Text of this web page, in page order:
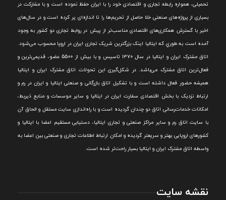
تحميلی، همواره رابطه تجاری و اقتصادی خود را با ايران حفظ نموده است و با مشارکت در
بسياری از پروژه‌های صنعتی خلا حاصل از تحريم‌ها را تا اندازه‌ای پر کرده است و در سال‌های
اخير با گسترش همکاری‌های اقتصادی مناسب‌تر از پيش در روابط تجاری دو کشور به وجود
آمده است به طوري که ايتاليا اينک بزرگترين شريک تجاری ايران در اروپا محسوب می‌شود.
اتاق مشترک ایران و ایتالیا در سال ۱۳۷۰ تاسیس و با بیش از 5500 عضو، قدیمی‌ترین و
فعال‌ترین اتاق مشترک می‌باشد.در شکل‌گيری اين تحولات اتاق مشترک ايران و ايتاليا
هميشه حضور فعال داشته است و با تشکيل اتاق بازرگانی و صنعتی ايتاليا و ايران در رم و
ارتباط نزديک با بخش اقتصادی سفارت ايران در ايتاليا و ساير موسسات و منابع ذيربط،
امکانات خدمات‌رسانی اتاق دو چندان گرديده است و با راه‌اندازی سايت مستقل و الحاق آن
با سايت اتاق رم و ساير مراکز صنعتی و تجاری ايتاليا، دستيابی مستقيم اعضا با ايتاليا و
کشورهای اروپایی بهتر و سريعتر گرديده و امکان ارتباط اطلاعات تجاری و صنعتی بين اعضا به
واسطه اتاق مشترک ایران و ایتالیا بسیار راحت‌تر شده است.
نقشه سایت